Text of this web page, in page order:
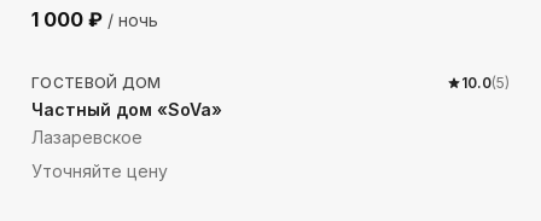
1 000 ₽ / ночь
123м до моря
ГОСТЕВОЙ ДОМ 10.0(5)
Частный дом «SoVa»
Лазаревское
Уточняйте цену
308м до моря